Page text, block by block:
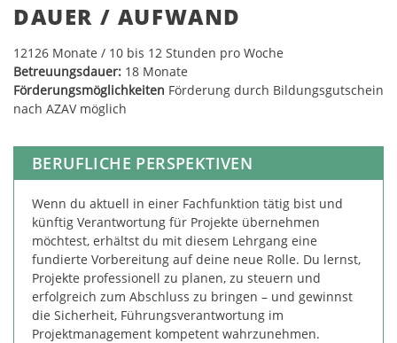
DAUER / AUFWAND
12126 Monate / 10 bis 12 Stunden pro Woche
Betreuungsdauer: 18 Monate
Förderungsmöglichkeiten Förderung durch Bildungsgutschein
nach AZAV möglich
BERUFLICHE PERSPEKTIVEN
Wenn du aktuell in einer Fachfunktion tätig bist und
künftig Verantwortung für Projekte übernehmen
möchtest, erhältst du mit diesem Lehrgang eine
fundierte Vorbereitung auf deine neue Rolle. Du lernst,
Projekte professionell zu planen, zu steuern und
erfolgreich zum Abschluss zu bringen – und gewinnst
die Sicherheit, Führungsverantwortung im
Projektmanagement kompetent wahrzunehmen.